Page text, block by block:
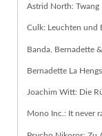
Astrid North: Twang
Culk: Leuchten und
Banda, Bernadette
Bernadette La
Joachim Witt: Die
Mono Inc.: It never